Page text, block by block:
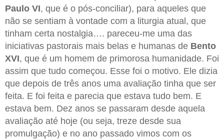
Paulo VI, que é o pós-conciliar), para aqueles que
não se sentiam à vontade com a liturgia atual, que
tinham certa nostalgia…. pareceu-me uma das
iniciativas pastorais mais belas e humanas de Bento
XVI, que é um homem de primorosa humanidade. Foi
assim que tudo começou. Esse foi o motivo. Ele dizia
que depois de três anos uma avaliação tinha que ser
feita. E foi feita e parecia que estava tudo bem. E
estava bem. Dez anos se passaram desde aquela
avaliação até hoje (ou seja, treze desde sua
promulgação) e no ano passado vimos com os